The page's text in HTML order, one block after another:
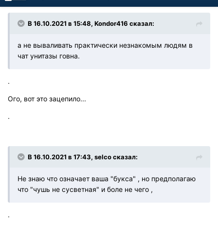
В 16.10.2021 в 15:48, Kondor416 сказал:
а не вываливать практически незнакомым людям в
чат унитазы говна.
.
Ого, вот это зацепило...
.
В 16.10.2021 в 17:43, selco сказал:
Не знаю что означает ваша "букса" , но предполагаю
что "чушь не сусветная" и боле не чего ,
.